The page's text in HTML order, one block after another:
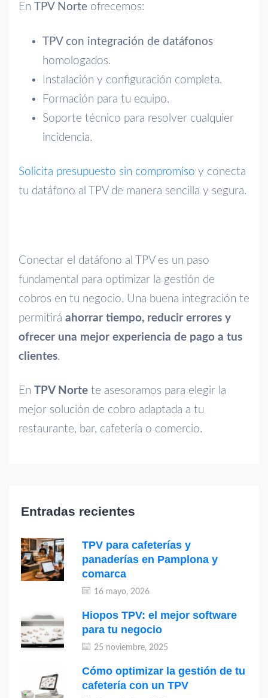
En TPV Norte ofrecemos:
TPV con integración de datáfonos
homologados.
Instalación y configuración completa.
Formación para tu equipo.
Soporte técnico para resolver cualquier
incidencia.
Solicita presupuesto sin compromiso y conecta
tu datáfono al TPV de manera sencilla y segura.
Conectar el datáfono al TPV es un paso
fundamental para optimizar la gestión de
cobros en tu negocio. Una buena integración te
permitirá ahorrar tiempo, reducir errores y
ofrecer una mejor experiencia de pago a tus
clientes.
En TPV Norte te asesoramos para elegir la
mejor solución de cobro adaptada a tu
restaurante, bar, cafetería o comercio.
Entradas recientes
TPV para cafeterías y
panaderías en Pamplona y
comarca
16 mayo, 2026
Hiopos TPV: el mejor software
para tu negocio
25 noviembre, 2025
Cómo optimizar la gestión de tu
cafetería con un TPV